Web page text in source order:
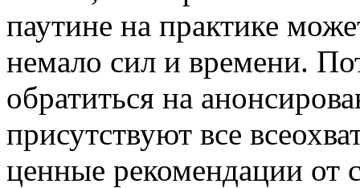
паутине на практике
немало сил и времени.
обратиться на
присутствуют все
ценные рекомендации от